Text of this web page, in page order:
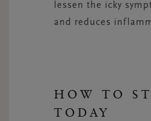
lessen the icky
and reduces
HOW TO
TODAY